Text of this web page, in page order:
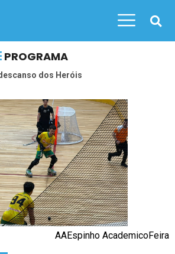
PROGRAMA
dos Heróis
AAEspinho AcademicoFeira